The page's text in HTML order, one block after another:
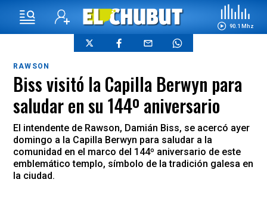
90.1 Mhz
RAWSON
Biss visitó la Capilla Berwyn para
saludar en su 144º aniversario
El intendente de Rawson, Damián Biss, se acercó ayer
domingo a la Capilla Berwyn para saludar a la
comunidad en el marco del 144º aniversario de este
emblemático templo, símbolo de la tradición galesa en
la ciudad.